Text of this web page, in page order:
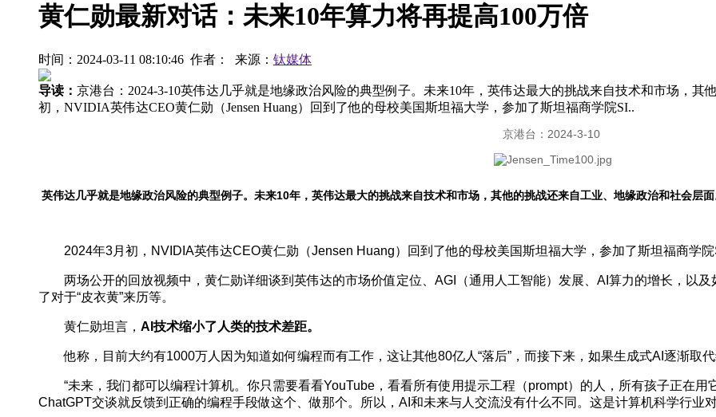
黄仁勋最新对话：未来10年算力将再提高100万倍
时间：2024-03-11 08:10:46 作者： 来源： 钛媒体
导读： 京港台：2024-3-10英伟达几乎就是地缘政治风险的典型例子。未来10年，英伟达最大的挑战来自技术和市场
初，NVIDIA英伟达CEO黄仁勋（Jensen Huang）回到了他的母校美国斯坦福大学，参加了斯坦福商学院SI..
京港台：2024-3-10
英伟达几乎就是地缘政治风险的典型例子。未来10年，英伟达最大的挑战来自技术和市场，其他的挑战还来自工业、地缘政治和社会层面
2024年3月初，NVIDIA英伟达CEO黄仁勋（Jensen Huang）回到了他的母校美国斯坦福大学，参加了斯坦福商学
两场公开的回放视频中，黄仁勋详细谈到英伟达的市场价值定位、AGI（通用人工智能）发展、AI算力的增长，以及
了对于“皮衣黄”来历等。
黄仁勋坦言， AI技术缩小了人类的技术差距。
他称，目前大约有1000万人因为知道如何编程而有工作，这让其他80亿人“落后”，而接下来，如果生成式AI逐渐取
“未来，我们都可以编程计算机。你只需要看看YouTube，看看所有使用提示工程（prompt）的人，所有孩子正在用
ChatGPT交谈就反馈到正确的编程手段做这个、做那个。所以，AI和未来与人交流没有什么不同。这是计算机科学行业